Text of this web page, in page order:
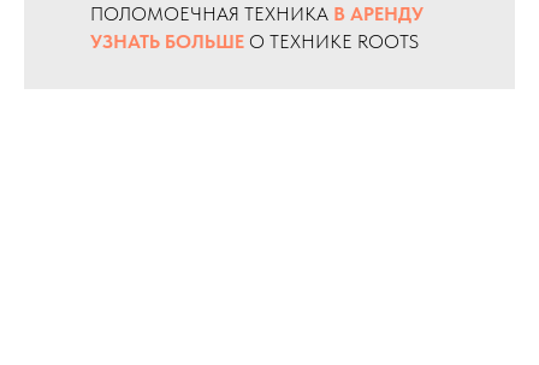
ПОЛОМОЕЧНАЯ ТЕХНИКА В АРЕНДУ
УЗНАТЬ БОЛЬШЕ О ТЕХНИКЕ ROOTS